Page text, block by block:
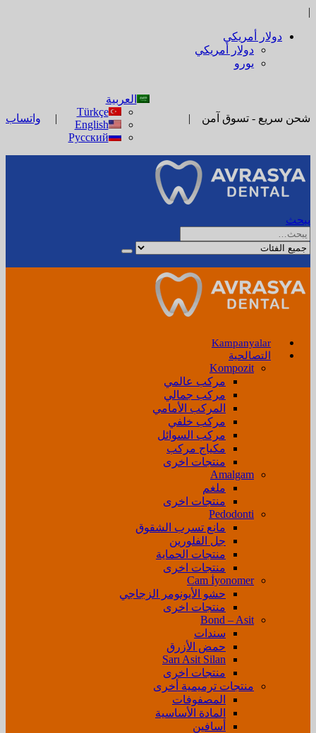
|
دولار أمريكي
دولار أمريكي
يورو
شحن سريع - تسوق آمن |
العربية
Türkçe
English
Русский
| واتساب
يبحث
Kampanyalar
التصالحية
Kompozit
مركب عالمي
مركب جمالي
المركب الأمامي
مركب خلفي
مركب السوائل
مكياج مركب
منتجات اخرى
Amalgam
ملغم
منتجات اخرى
Pedodonti
مانع تسرب الشقوق
جل الفلورين
منتجات الحماية
منتجات اخرى
Cam İyonomer
حشو الأيونومر الزجاجي
منتجات اخرى
Bond – Asit
سندات
حمض الأزرق
Sarı Asit Silan
منتجات اخرى
منتجات ترميمية أخرى
المصفوفات
المادة الأساسية
أسافين